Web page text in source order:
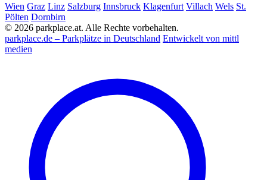
Wien Graz Linz Salzburg Innsbruck Klagenfurt Villach Wels St.
Pölten Dornbirn
© 2026 parkplace.at. Alle Rechte vorbehalten.
parkplace.de – Parkplätze in Deutschland Entwickelt von mittl
medien